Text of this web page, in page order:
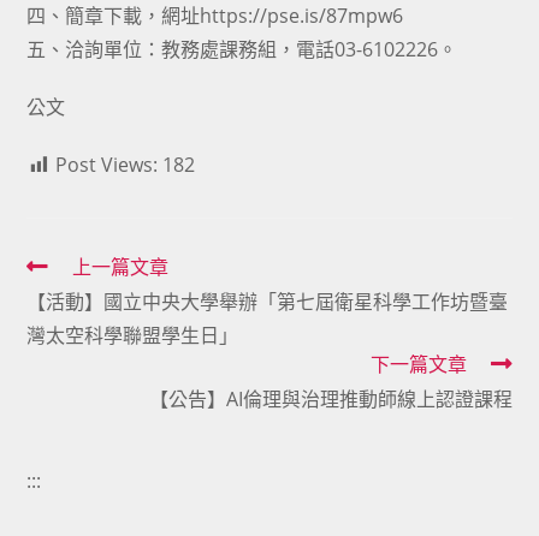
四、簡章下載，網址https://pse.is/87mpw6
五、洽詢單位：教務處課務組，電話03-6102226。
公文
Post Views: 182
Read
more
articles
上一篇文章
【活動】國立中央大學舉辦「第七屆衛星科學工作坊暨臺
灣太空科學聯盟學生日」
下一篇文章
【公告】AI倫理與治理推動師線上認證課程
:::